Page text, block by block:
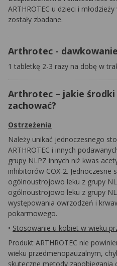
ARTHROTEC u dzieci i
zostały zbadane.
Arthrotec -
1 tabletkę 2-3 razy na dobę w
Arthrotec – jakie
zachować?
Ostrzeżenia
Należy unikać jednoczesnego
ARTHROTEC i innych
grupy NLPZ innych niż kwas
inhibitorów COX-2.
ogólnoustrojowo leku z grupy
ogólnoustrojowo leku z grupy
występowania owrzodzeń i
pokarmowego.
• Stosowanie u kobiet w wieku
Produkt ARTHROTEC nie
wieku przedmenopauzalnym,
skuteczne metody zapobiegania